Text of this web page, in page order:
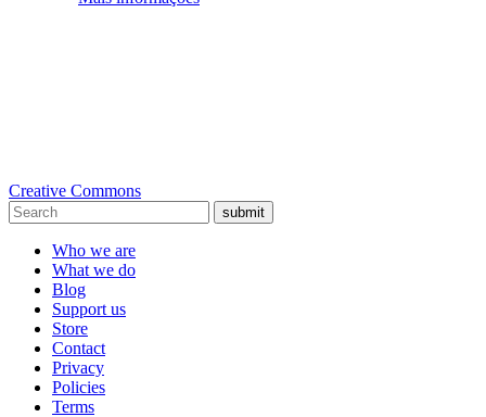
Creative Commons
submit
Who we are
What we do
Blog
Support us
Store
Contact
Privacy
Policies
Terms